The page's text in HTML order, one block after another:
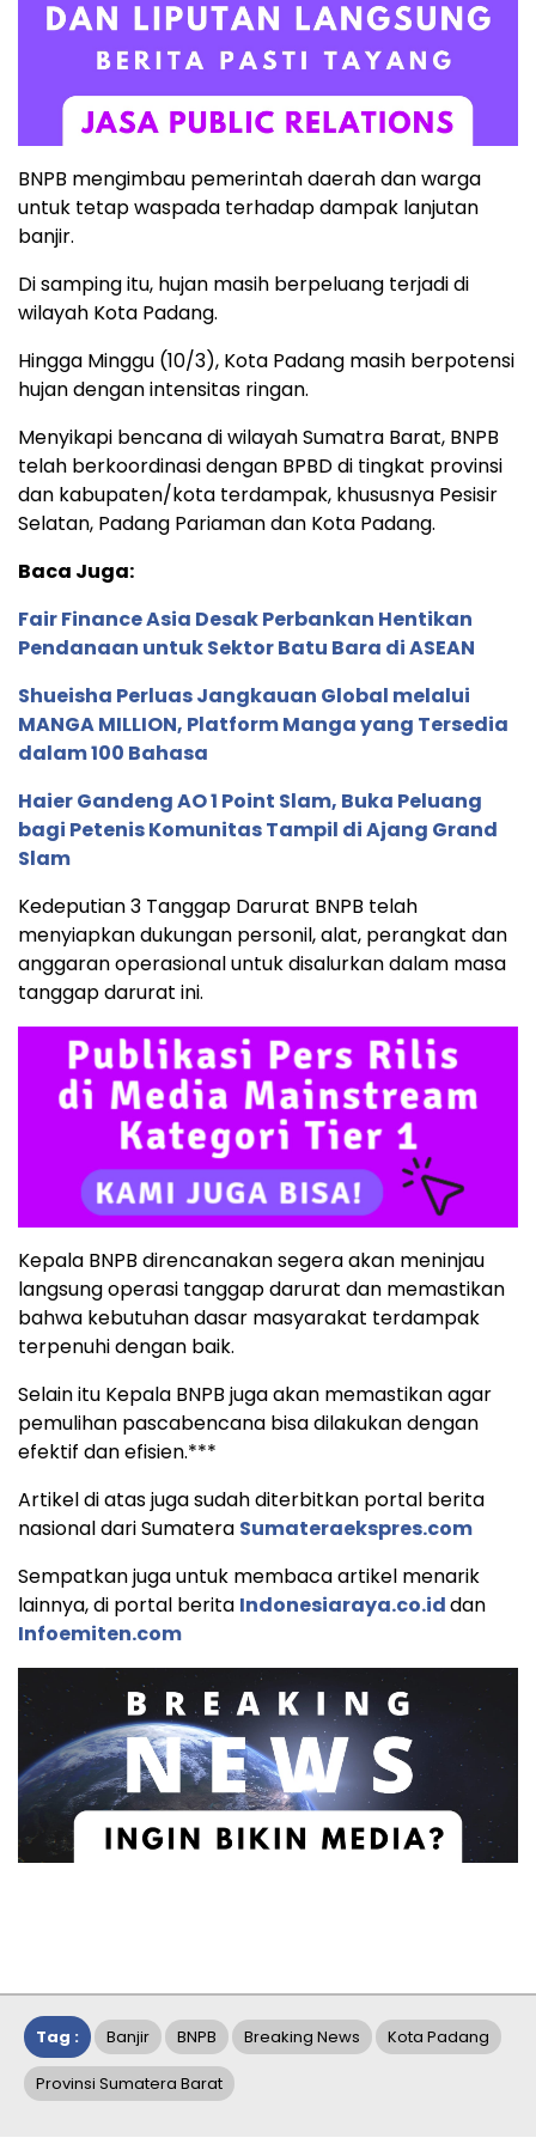
BNPB mengimbau pemerintah daerah dan warga
untuk tetap waspada terhadap dampak lanjutan
banjir.
Di samping itu, hujan masih berpeluang terjadi di
wilayah Kota Padang.
Hingga Minggu (10/3), Kota Padang masih berpotensi
hujan dengan intensitas ringan.
Menyikapi bencana di wilayah Sumatra Barat, BNPB
telah berkoordinasi dengan BPBD di tingkat provinsi
dan kabupaten/kota terdampak, khususnya Pesisir
Selatan, Padang Pariaman dan Kota Padang.
Baca Juga:
Fair Finance Asia Desak Perbankan Hentikan
Pendanaan untuk Sektor Batu Bara di ASEAN
Shueisha Perluas Jangkauan Global melalui
MANGA MILLION, Platform Manga yang Tersedia
dalam 100 Bahasa
Haier Gandeng AO 1 Point Slam, Buka Peluang
bagi Petenis Komunitas Tampil di Ajang Grand
Slam
Kedeputian 3 Tanggap Darurat BNPB telah
menyiapkan dukungan personil, alat, perangkat dan
anggaran operasional untuk disalurkan dalam masa
tanggap darurat ini.
Kepala BNPB direncanakan segera akan meninjau
langsung operasi tanggap darurat dan memastikan
bahwa kebutuhan dasar masyarakat terdampak
terpenuhi dengan baik.
Selain itu Kepala BNPB juga akan memastikan agar
pemulihan pascabencana bisa dilakukan dengan
efektif dan efisien.***
Artikel di atas juga sudah diterbitkan portal berita
nasional dari Sumatera Sumateraekspres.com
Sempatkan juga untuk membaca artikel menarik
lainnya, di portal berita Indonesiaraya.co.iddan
Infoemiten.com
Tag : Banjir BNPB Breaking News Kota Padang
Provinsi Sumatera Barat